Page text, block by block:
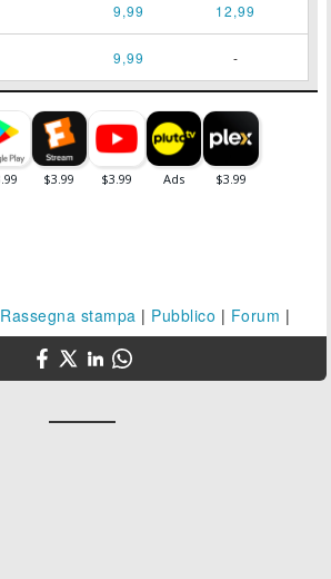
9,99 12,99
9,99 -
Rassegna stampa | Pubblico | Forum |